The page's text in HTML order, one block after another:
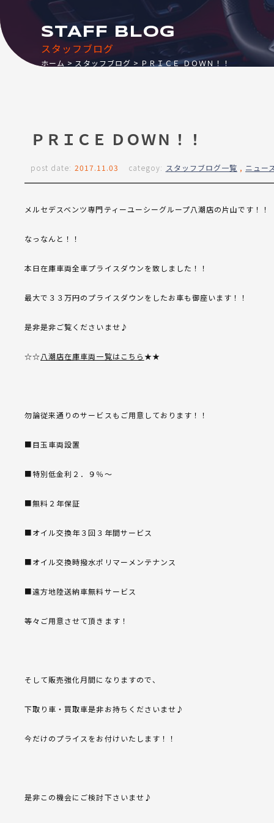
スタッフブログ
STAFF BLOG
ホーム スタッフブログ ＰＲＩＣＥ ＤＯＷＮ！！
ＰＲＩＣＥ ＤＯＷＮ！！
post date: 2017.11.03 categoy: スタッフブログ一覧 , ニュー
メルセデスベンツ専門ティーユーシーグループ八潮店の片山です！！
なっなんと！！
本日在庫車両全車プライスダウンを致しました！！
最大で３３万円のプライスダウンをしたお車も御座います！！
是非是非ご覧くださいませ♪
☆☆八潮店在庫車両一覧はこちら★★
勿論従来通りのサービスもご用意しております！！
■目玉車両設置
■特別低金利２．９％～
■無料２年保証
■オイル交換年３回３年間サービス
■オイル交換時撥水ポリマーメンテナンス
■遠方地陸送納車無料サービス
等々ご用意させて頂きます！
そして販売強化月間になりますので、
下取り車・買取車是非お持ちくださいませ♪
今だけのプライスをお付けいたします！！
是非この機会にご検討下さいませ♪